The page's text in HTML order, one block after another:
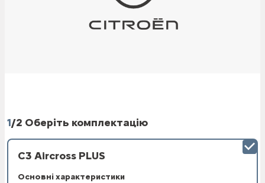
1/2 Оберіть комплектацію
C3 Aircross PLUS
Основні характеристики